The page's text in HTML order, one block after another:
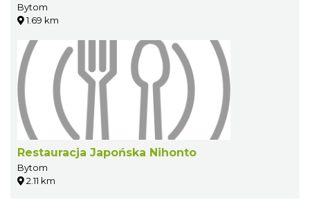
Bytom
1.69 km
Restauracja Japońska Nihonto
Bytom
2.11 km